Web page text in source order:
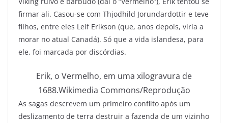
firmar ali. Casou-se com Thjodhild Jorundardottir e teve
filhos, entre eles Leif Erikson (que, anos depois, viria a
morar no atual Canadá). Só que a vida islandesa, para
ele, foi marcada por discórdias.
Erik, o Vermelho, em uma xilogravura de
1688.Wikimedia Commons/Reprodução
As sagas descrevem um primeiro conflito após um
deslizamento de terra destruir a fazenda de um vizinho